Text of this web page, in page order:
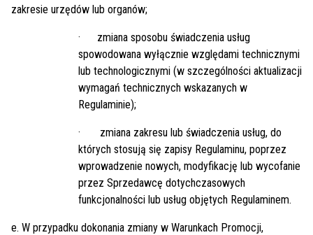
zakresie urzędów lub organów;
· zmiana sposobu świadczenia usług
spowodowana wyłącznie względami technicznymi
lub technologicznymi (w szczególności aktualizacji
wymagań technicznych wskazanych w
Regulaminie);
·
zmiana zakresu lub świadczenia usług, do
których stosują się zapisy Regulaminu, poprzez
wprowadzenie nowych, modyfikację lub wycofanie
przez Sprzedawcę dotychczasowych
funkcjonalności lub usług objętych Regulaminem.
e. W przypadku dokonania zmiany w Warunkach Promocji,